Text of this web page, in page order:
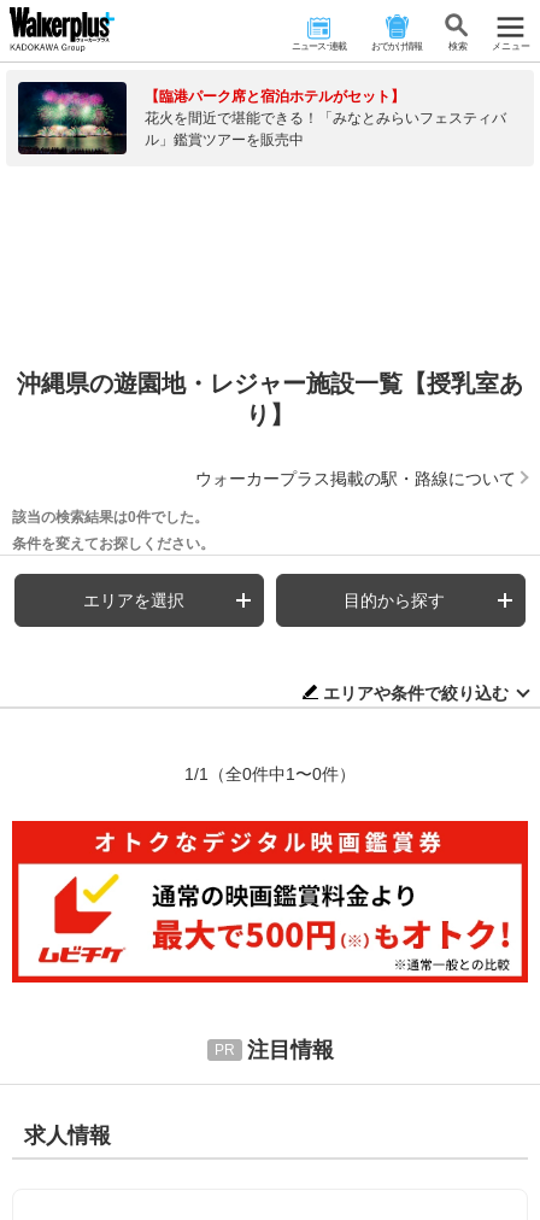
ニュース･連載 おでかけ情報 検 索 メニュー
【臨港パーク席と宿泊ホテルがセット】
花火を間近で堪能できる！「みなとみらいフェスティバ
ル」鑑賞ツアーを販売中
沖縄県の遊園地・レジャー施設一覧【授乳室あ
り】
ウォーカープラス掲載の駅・路線について
該当の検索結果は0件でした。
条件を変えてお探しください。
エリアを選択 目的から探す
エリアや条件で絞り込む
1/1 （全0件中1〜0件）
注目情報
求人情報